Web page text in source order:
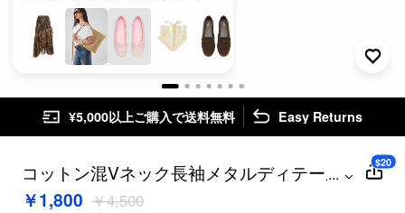
¥5,000以上ご購入で送料無料 Easy Returns
コットン混Vネック長袖メタルディテール
スリット入りトップス（スカーフ付き）
...
￥1,800 ￥4,500
$20